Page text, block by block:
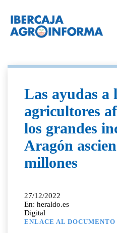
Las ayudas a
agricultores
los grandes
Aragón
millones
27/12/2022
En: heraldo.es
Digital
ENLACE AL